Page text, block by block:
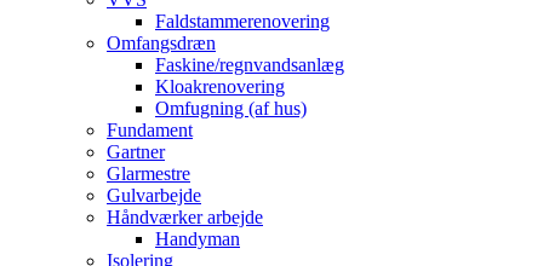
Faldstammerenovering
Omfangsdræn
Faskine/regnvandsanlæg
Kloakrenovering
Omfugning (af hus)
Fundament
Gartner
Glarmestre
Gulvarbejde
Håndværker arbejde
Handyman
Isolering